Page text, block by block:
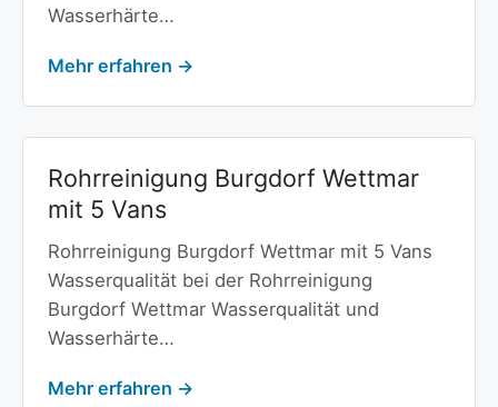
Wasserhärte…
Mehr erfahren →
Rohrreinigung Burgdorf Wettmar
mit 5 Vans
Rohrreinigung Burgdorf Wettmar mit 5 Vans
Wasserqualität bei der Rohrreinigung
Burgdorf Wettmar Wasserqualität und
Wasserhärte…
Mehr erfahren →